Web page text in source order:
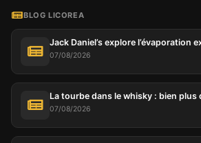
BLOG LICOREA
Jack Daniel’s explore l’évaporation
07/08/2026
La tourbe dans le whisky : bien plus
07/08/2026